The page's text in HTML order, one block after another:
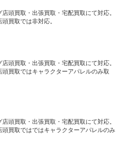
頭買取・出張買取・宅配買取にて対応。
買取では非対応。
頭買取・出張買取・宅配買取にて対応。
買取ではキャラクターアパレルのみ取
頭買取・出張買取・宅配買取にて対応。
買取ではではキャラクターアパレルのみ